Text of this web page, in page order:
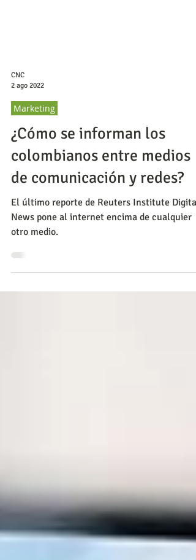
CNC
2 ago 2022
Marketing
¿Cómo se informan los
colombianos entre medios
de comunicación y redes?
otro medio.